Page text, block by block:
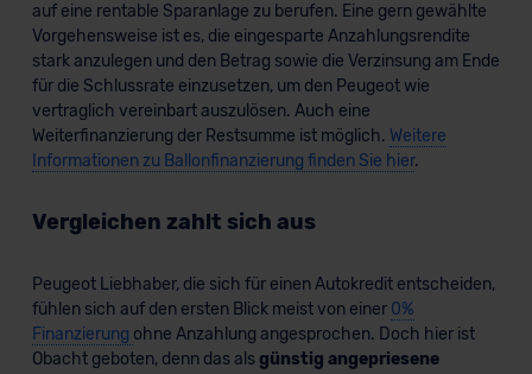
auf eine rentable Sparanlage zu berufen. Eine gern gewählte
Vorgehensweise ist es, die eingesparte Anzahlungsrendite
stark anzulegen und den Betrag sowie die Verzinsung am Ende
für die Schlussrate einzusetzen, um den Peugeot wie
vertraglich vereinbart auszulösen. Auch eine
Weiterfinanzierung der Restsumme ist möglich. Weitere
Informationen zu Ballonfinanzierung finden Sie hier.
Vergleichen zahlt sich aus
Peugeot Liebhaber, die sich für einen Autokredit entscheiden,
fühlen sich auf den ersten Blick meist von einer 0%
Finanzierung ohne Anzahlung angesprochen. Doch hier ist
Obacht geboten, denn das alsgünstig angepriesene